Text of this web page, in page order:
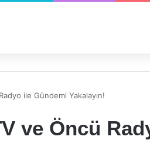
ile Gündemi Yakalayın!
ve Öncü